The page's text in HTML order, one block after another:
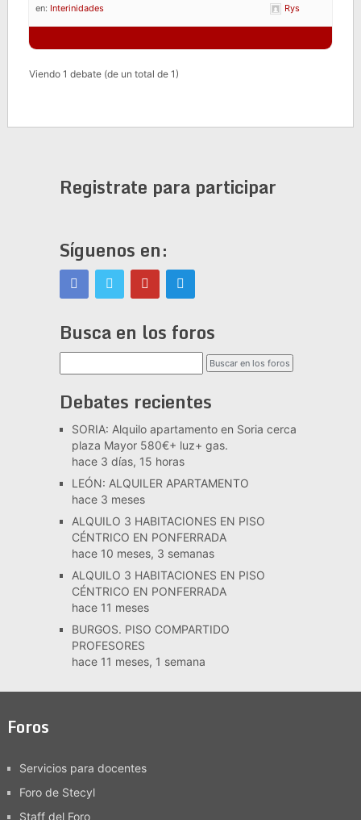
en: Interinidades Rys
Viendo 1 debate (de un total de 1)
Registrate para participar
Síguenos en:
Busca en los foros
Debates recientes
SORIA: Alquilo apartamento en Soria cerca
plaza Mayor 580€+ luz+ gas.
hace 3 días, 15 horas
LEÓN: ALQUILER APARTAMENTO
hace 3 meses
ALQUILO 3 HABITACIONES EN PISO
CÉNTRICO EN PONFERRADA
hace 10 meses, 3 semanas
ALQUILO 3 HABITACIONES EN PISO
CÉNTRICO EN PONFERRADA
hace 11 meses
BURGOS. PISO COMPARTIDO
PROFESORES
hace 11 meses, 1 semana
Foros
Servicios para docentes
Foro de Stecyl
Staff del Foro